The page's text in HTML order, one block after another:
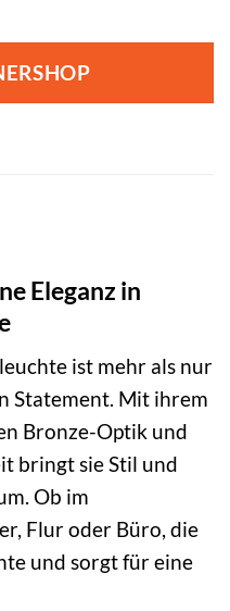
€.
Eleganz in
ist mehr als nur
Statement. Mit ihrem
Bronze-Optik und
bringt sie Stil und
Ob im
Flur oder Büro, die
und sorgt für eine